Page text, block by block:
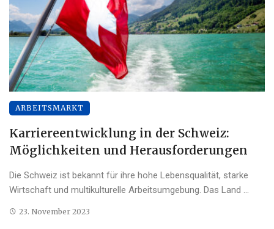
ARBEITSMARKT
Karriereentwicklung in der Schweiz:
Möglichkeiten und Herausforderungen
Die Schweiz ist bekannt für ihre hohe Lebensqualität, starke
Wirtschaft und multikulturelle Arbeitsumgebung. Das Land ...
23. November 2023